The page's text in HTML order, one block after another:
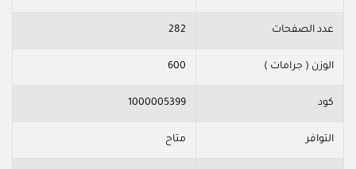
عدد الصفحات 282
الوزن ( جرامات ) 600
كود 1000005399
التوافر متاح